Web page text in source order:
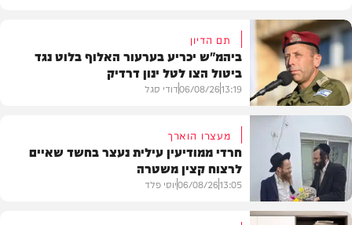
משפט
תם הדיון
ביהמ"ש יכריע בערעור האלוף בלוט נגד
ביטול הצו לטל ינון דרדיק
13:19
06/08/26דודי סגל
מעצרו הוארך
חרדי ממודיעין עילית נעצר בחשד שאיים
לרצוח קצין משטרה
13:05
06/08/26יוסי פלד